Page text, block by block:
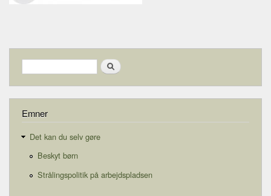
Search form
Search
Emner
Det kan du selv gøre
Beskyt børn
Strålingspolitik på arbejdspladsen